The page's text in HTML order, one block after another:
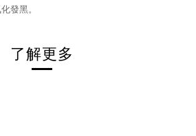
發黑。
了解更多